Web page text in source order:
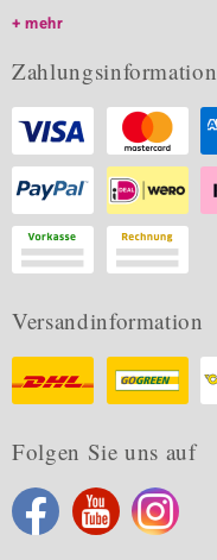
mehr
Zahlungsinformation
Versandinformation
Folgen Sie uns auf